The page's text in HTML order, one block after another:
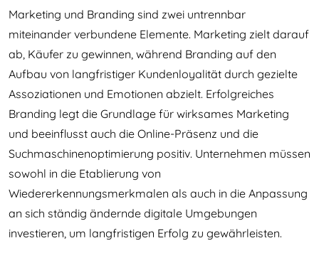
Marketing und Branding sind zwei untrennbar
miteinander verbundene Elemente. Marketing zielt darauf
ab, Käufer zu gewinnen, während Branding auf den
Aufbau von langfristiger Kundenloyalität durch gezielte
Assoziationen und Emotionen abzielt. Erfolgreiches
Branding legt die Grundlage für wirksames Marketing
und beeinflusst auch die Online-Präsenz und die
Suchmaschinenoptimierung positiv. Unternehmen müssen
sowohl in die Etablierung von
Wiedererkennungsmerkmalen als auch in die Anpassung
an sich ständig ändernde digitale Umgebungen
investieren, um langfristigen Erfolg zu gewährleisten.